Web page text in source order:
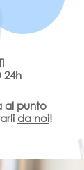
24h
al punto
da noi!